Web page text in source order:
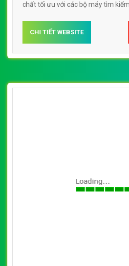
chất tối ưu với các bộ máy tìm
lướt website Web bán tinh dầu
longthuancom
CHI TIẾT WEBSITE